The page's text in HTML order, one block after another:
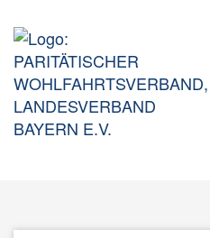
Inhalt
springen
Zum
Hauptnavigation